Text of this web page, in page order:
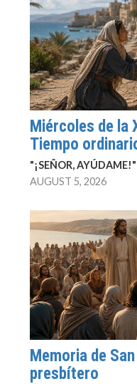
Miércoles de la
Tiempo
"¡SEÑOR, AYÚDAME!"
AUGUST 5, 2026
Memoria de
presbítero